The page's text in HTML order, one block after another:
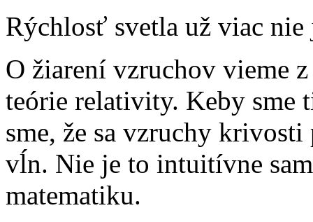
Rýchlosť svetla už viac nie
O žiarení vzruchov vieme
teórie relativity. Keby sme
sme, že sa vzruchy
vĺn. Nie je to intuitívne
matematiku.